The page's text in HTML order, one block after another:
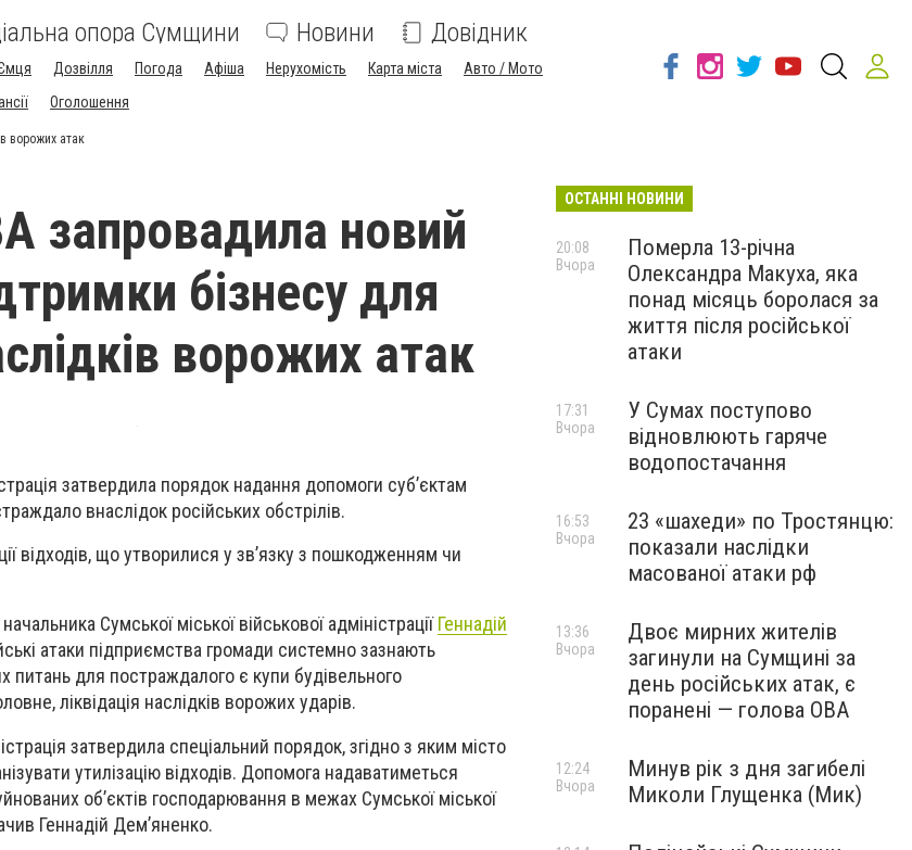
опора Сумщини Новини Довідник
Дозвілля Погода Афіша Нерухомість Карта міста
Авто / Мото
Оголошення
ворожих атак
запровадила новий
бізнесу для
ворожих атак
затвердила порядок надання допомоги суб’єктам
внаслідок російських обстрілів.
відходів, що утворилися у зв’язку з пошкодженням чи
Сумської міської військової адміністраціїГеннадій
атаки підприємства громади системно зазнають
для постраждалого є купи будівельного
ліквідація наслідків ворожих ударів.
затвердила спеціальний порядок, згідно з яким місто
утилізацію відходів. Допомога надаватиметься
об’єктів господарювання в межах Сумської міської
Геннадій Дем’яненко.
ОСТАННІ НОВИНИ
Померла 13-річна
Олександра Макуха, яка
понад місяць боролася за
життя після російської
атаки
20:08
Вчора
У Сумах поступово
відновлюють гаряче
водопостачання
17:31
Вчора
23 «шахеди» по Тростянцю:
показали наслідки
масованої атаки рф
16:53
Вчора
Двоє мирних жителів
загинули на Сумщині за
день російських атак, є
поранені — голова ОВА
13:36
Вчора
Минув рік з дня загибелі
Миколи Глущенка (Мик)
12:24
Вчора